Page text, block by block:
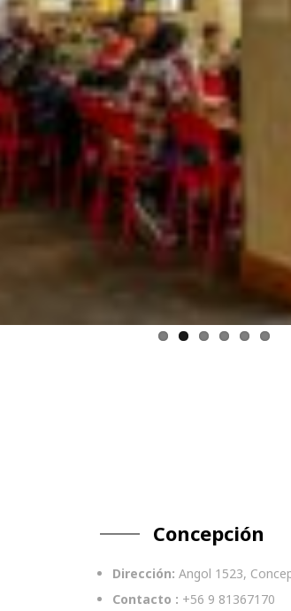
Concepción
Dirección: Angol 1523,
Contacto : +56 9 81367170